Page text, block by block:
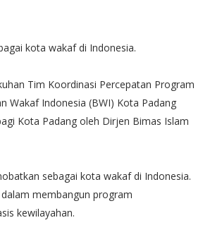
kota wakaf di Indonesia.
Tim Koordinasi Percepatan Program
Wakaf Indonesia (BWI) Kota Padang
Kota Padang oleh Dirjen Bimas Islam
sebagai kota wakaf di Indonesia.
membangun program
kewilayahan.